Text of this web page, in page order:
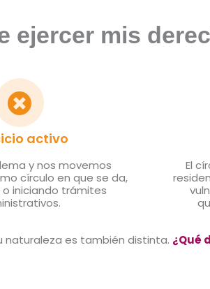
ejercer mis
activo
y nos movemos
círculo en que se da,
iniciando trámites
El
naturaleza es también distinta. ¿Qué